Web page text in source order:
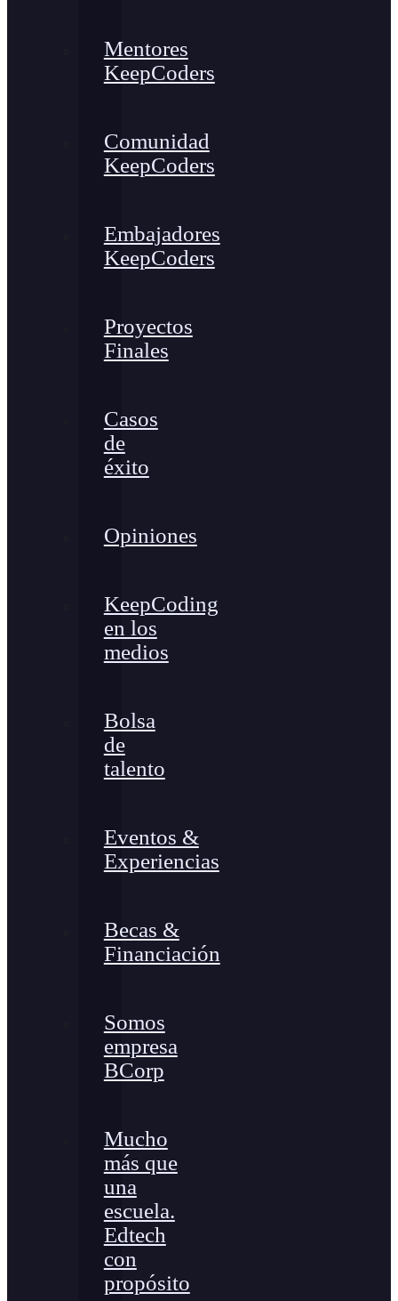
Mentores
KeepCoders
Comunidad
KeepCoders
Embajadores
KeepCoders
Proyectos
Finales
Casos
de
éxito
Opiniones
KeepCoding
en los
medios
Bolsa
de
talento
Eventos &
Experiencias
Becas &
Financiación
Somos
empresa
BCorp
Mucho
más que
una
escuela.
Edtech
con
propósito